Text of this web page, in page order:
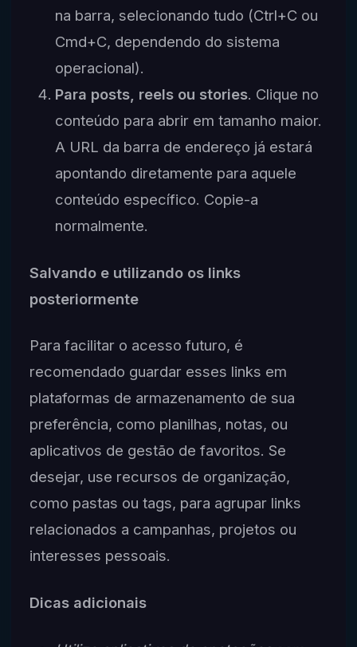
na barra, selecionando tudo (Ctrl+C ou
Cmd+C, dependendo do sistema
operacional).
Para posts, reels ou stories. Clique no
conteúdo para abrir em tamanho maior.
A URL da barra de endereço já estará
apontando diretamente para aquele
conteúdo específico. Copie-a
normalmente.
Salvando e utilizando os links
posteriormente
Para facilitar o acesso futuro, é
recomendado guardar esses links em
plataformas de armazenamento de sua
preferência, como planilhas, notas, ou
aplicativos de gestão de favoritos. Se
desejar, use recursos de organização,
como pastas ou tags, para agrupar links
relacionados a campanhas, projetos ou
interesses pessoais.
Dicas adicionais